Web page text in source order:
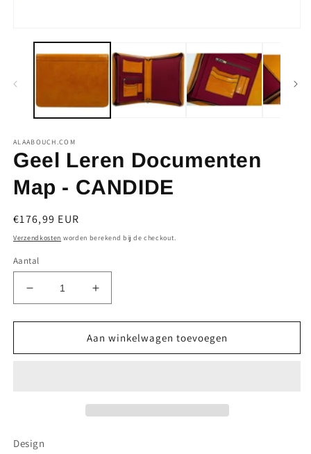
openen
ALAABOUCH.COM
Geel Leren Documenten
Map - CANDIDE
Normale
prijs
€176,99 EUR
Verzendkosten worden berekend bij de checkout.
Aantal
Aantal
verlagen
voor
Leren
Aantal
verhogen
voor
Geel
Leren
Aan winkelwagen toevoegen
Design